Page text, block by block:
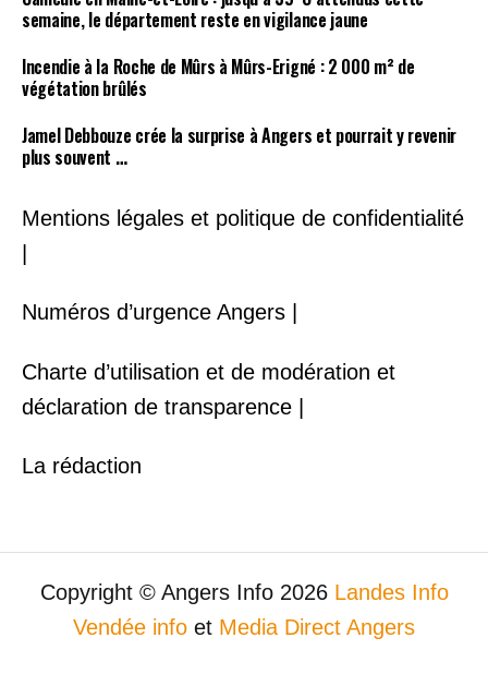
semaine, le département reste en vigilance jaune
Incendie à la Roche de Mûrs à Mûrs-Erigné : 2 000 m² de
végétation brûlés
Jamel Debbouze crée la surprise à Angers et pourrait y revenir
plus souvent …
Mentions légales et politique de confidentialité
|
Numéros d’urgence Angers |
Charte d’utilisation et de modération et
déclaration de transparence |
La rédaction
Copyright © Angers Info 2026 Landes Info
Vendée info et Media Direct Angers